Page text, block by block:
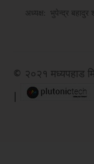
अध्यक्ष: भुपेन्द्र बहादुर
© २०२१ मध्यपहाड